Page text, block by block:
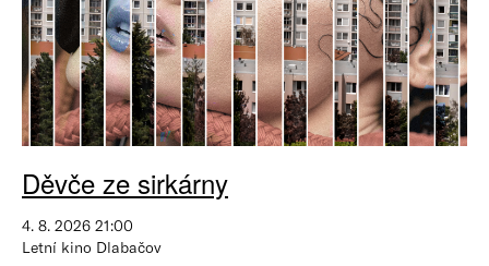
Děvče ze sirkárny
4. 8. 2026 21:00
Letní kino Dlabačov